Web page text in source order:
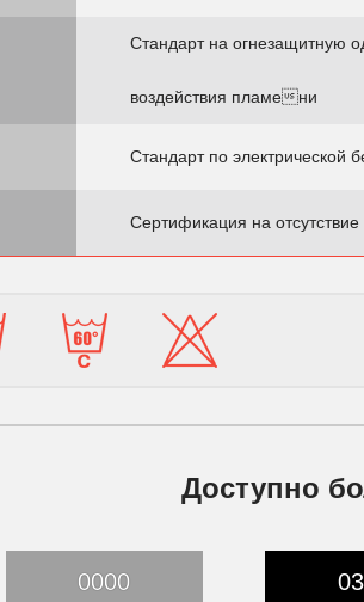
Стандарт на огнезащитную
воздействия пламени
Стандарт по электрической
Сертификация на
Доступно
0000